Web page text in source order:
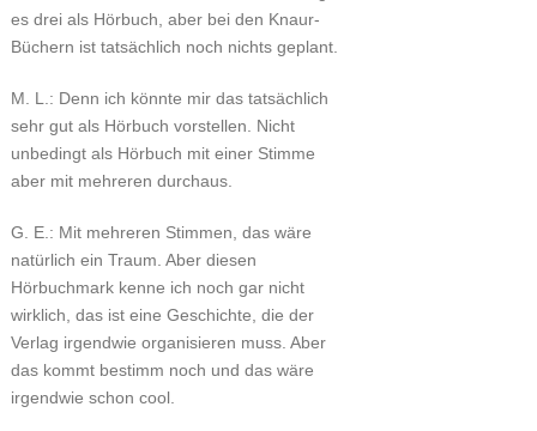
es drei als Hörbuch, aber bei den Knaur-
Büchern ist tatsächlich noch nichts geplant.
M. L.: Denn ich könnte mir das tatsächlich
sehr gut als Hörbuch vorstellen. Nicht
unbedingt als Hörbuch mit einer Stimme
aber mit mehreren durchaus.
G. E.: Mit mehreren Stimmen, das wäre
natürlich ein Traum. Aber diesen
Hörbuchmark kenne ich noch gar nicht
wirklich, das ist eine Geschichte, die der
Verlag irgendwie organisieren muss. Aber
das kommt bestimm noch und das wäre
irgendwie schon cool.